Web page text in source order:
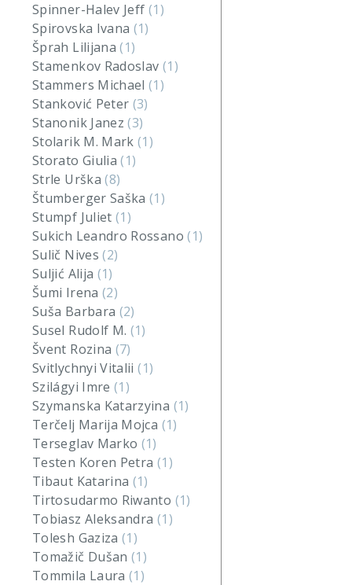
Spinner-Halev Jeff (1)
Spirovska Ivana (1)
Šprah Lilijana(1)
Stamenkov Radoslav (1)
Stammers Michael(1)
Stanković Peter (3)
Stanonik Janez(3)
Stolarik M. Mark(1)
Storato Giulia(1)
Strle Urška(8)
Štumberger Saška(1)
Stumpf Juliet(1)
Sukich Leandro Rossano(1)
Sulič Nives(2)
Suljić Alija (1)
Šumi Irena (2)
Suša Barbara (2)
Susel Rudolf M. (1)
Švent Rozina (7)
Svitlychnyi Vitalii(1)
Szilágyi Imre(1)
Szymanska Katarzyina (1)
Terčelj Marija Mojca (1)
Terseglav Marko (1)
Testen Koren Petra (1)
Tibaut Katarina (1)
Tirtosudarmo Riwanto (1)
Tobiasz Aleksandra (1)
Tolesh Gaziza(1)
Tomažič Dušan(1)
Tommila Laura(1)